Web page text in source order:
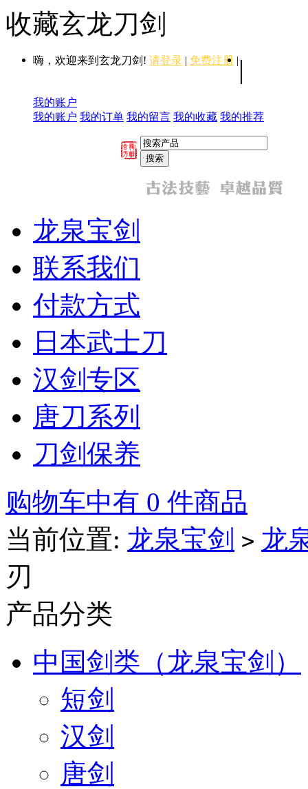
收藏玄龙刀剑
嗨，欢迎来到玄龙刀剑! 请登录 | 免费注册 | |
我的账户
我的账户 我的订单 我的留言 我的收藏 我的推荐
龙泉宝剑
联系我们
付款方式
日本武士刀
汉剑专区
唐刀系列
刀剑保养
购物车中有 0 件商品
当前位置: 龙泉宝剑 > 龙
刃
产品分类
中国剑类（龙泉宝剑）
短剑
汉剑
唐剑